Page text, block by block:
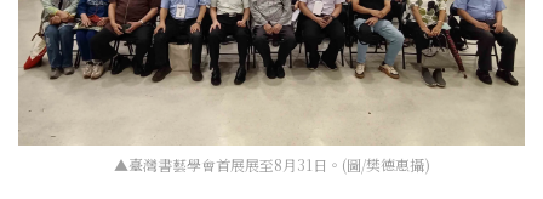
▲臺灣書藝學會首展展至8月31日。(圖/樊德惠攝)